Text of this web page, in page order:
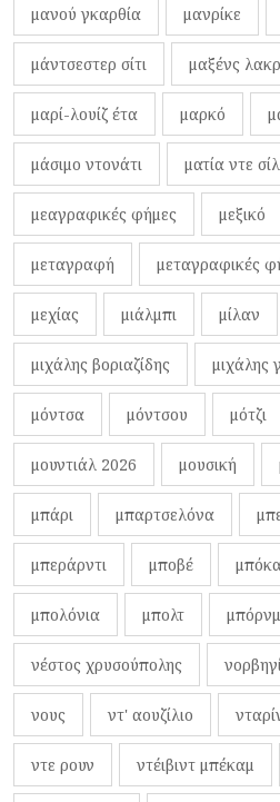
μανού γκαρθία μανρίκε
μάντσεστερ σίτι μαξένς
μαρί-λουίζ έτα μαρκό
μάσιμο ντονάτι ματία ντε
μεαγραφικές φήμες μεξικό
μεταγραφή μεταγραφικές
μεχίας μιάλμπι μίλαν
μιχάλης βοριαζίδης μιχάλης
μόντσα μόντσου μότζι
μουντιάλ 2026 μουσική
μπάρι μπαρτσελόνα
μπεράρντι μποβέ
μπολόνια μπολτ
νέστος χρυσούπολης
νους ντ' αουζίλιο
ντε ρουν ντέιβιντ μπέκαμ